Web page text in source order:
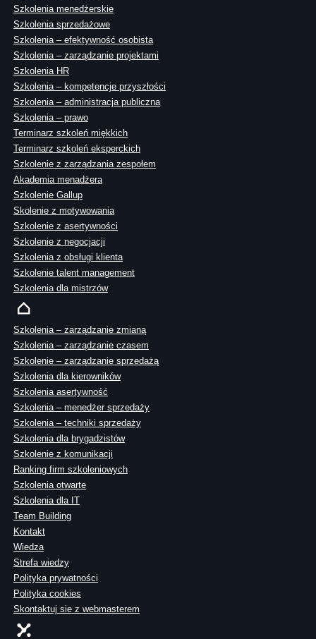
Szkolenia menedżerskie
Szkolenia sprzedażowe
Szkolenia – efektywność osobista
Szkolenia – zarządzanie projektami
Szkolenia HR
Szkolenia – kompetencje przyszłości
Szkolenia – administracja publiczna
Szkolenia – prawo
Terminarz szkoleń miękkich
Terminarz szkoleń eksperckich
Szkolenie z zarządzania zespołem
Akademia menadżera
Szkolenie Gallup
Skolenie z motywowania
Szkolenie z asertywności
Szkolenie z negocjacji
Szkolenia z obsługi klienta
Szkolenie talent management
Szkolenia dla mistrzów
Szkolenia – zarządzanie zmianą
Szkolenia – zarządzanie czasem
Szkolenie – zarządzanie sprzedażą
Szkolenia dla kierowników
Szkolenia asertywność
Szkolenia – menedżer sprzedaży
Szkolenia – techniki sprzedaży
Szkolenia dla brygadzistów
Szkolenie z komunikacji
Ranking firm szkoleniowych
Szkolenia otwarte
Szkolenia dla IT
Team Building
Kontakt
Wiedza
Strefa wiedzy
Polityka prywatności
Polityka cookies
Skontaktuj sie z webmasterem